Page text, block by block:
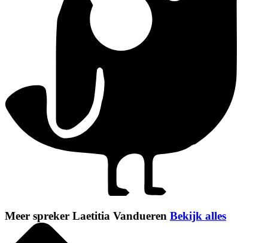
Meer spreker Laetitia Vandueren Bekijk alles